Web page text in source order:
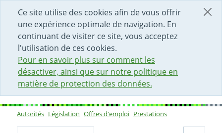
Ce site utilise des cookies afin de vous offrir
une expérience optimale de navigation. En
continuant de visiter ce site, vous acceptez
l'utilisation de ces cookies.
Pour en savoir plus sur comment les
désactiver, ainsi que sur notre politique en
matière de protection des données.
DÉBUT DU CONTENU DE LA PAGE
ACCÈS AU CHAMP DE RECHERCHE
PAGE D'ACCUEIL
FORMULAIRE DE CONTACT
Sous-navigation
Autorités Législation Offres d'emploi Prestations